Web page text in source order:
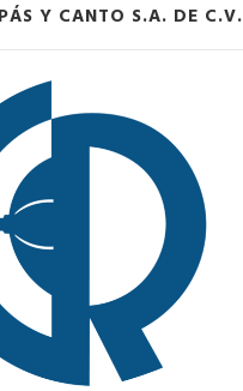
Y CANTO S.A. DE C.V.